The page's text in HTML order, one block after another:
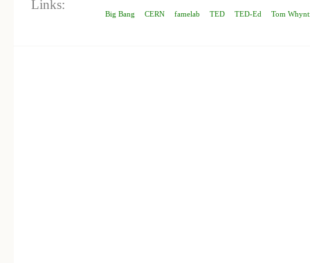
Big Bang CERN famelab TED TED-Ed Tom
Links: